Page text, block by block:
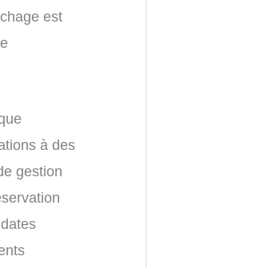
est
à des
gestion